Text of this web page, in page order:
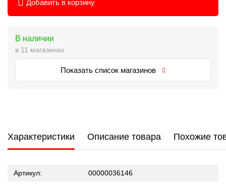
Добавить в корзину
В наличии
в 11 магазинах
Показать список магазинов
Характеристики Описание товара Похожие
Артикул: 00000036146